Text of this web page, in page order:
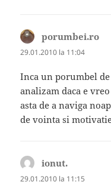
porumbei.ro
29.01.2010 la 11:04
Inca un porumbel
analizam daca e
asta de a naviga
de vointa si
ionut.
29.01.2010 la 11:15